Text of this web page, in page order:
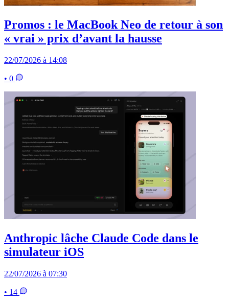
Promos : le MacBook Neo de retour à son
« vrai » prix d’avant la hausse
22/07/2026 à 14:08
• 0
Anthropic lâche Claude Code dans le
simulateur iOS
22/07/2026 à 07:30
• 14